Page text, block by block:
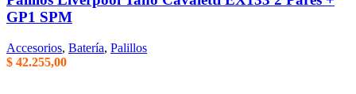
GP1 SPM
Accesorios, Batería, Palillos
$ 42.255,00